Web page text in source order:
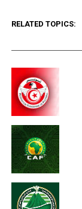
RELATED TOPICS: